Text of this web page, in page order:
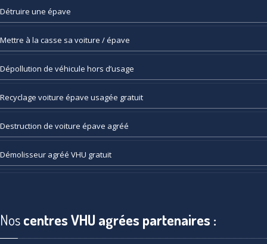
Détruire une épave
Mettre à la casse sa voiture / épave
Dépollution de véhicule hors d’usage
Recyclage voiture épave usagée gratuit
Destruction de voiture épave agréé
Démolisseur agréé VHU gratuit
Noscentres VHU agrées partenaires :